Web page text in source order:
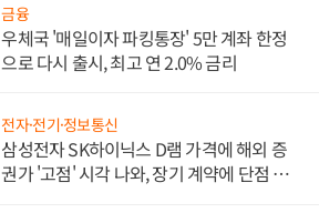
금융
우체국 '매일이자 파킹통장' 5만 계좌 한정
으로 다시 출시, 최고 연 2.0% 금리
전자·전기·정보통신
삼성전자 SK하이닉스 D램 가격에 해외 증
권가 '고점' 시각 나와, 장기 계약에 단점 부